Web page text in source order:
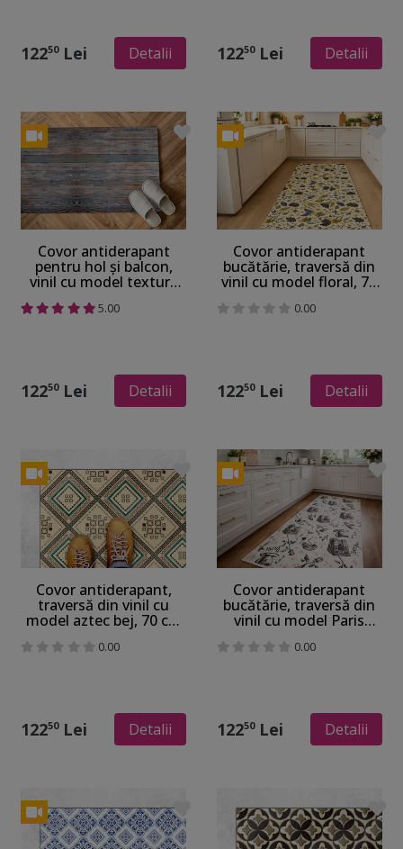
12250Lei Detalii 12250Lei Detalii
Covor antiderapant
pentru hol și balcon,
vinil cu model textură
5.00
12250Lei Detalii
Covor antiderapant
bucătărie, traversă din
vinil cu model floral, 70
0.00
12250Lei Detalii
Covor antiderapant,
traversă din vinil cu
model aztec bej, 70 cm
0.00
12250Lei Detalii
Covor antiderapant
bucătărie, traversă din
vinil cu model Paris
0.00
12250Lei Detalii